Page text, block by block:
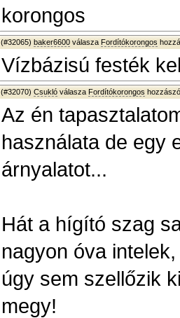
korongos
(#32065) baker6600 válasza Fordítókorongos
Vízbázisú festék
(#32070) Csukló válasza Fordítókorongos
Az én
használata de egy
árnyalatot...
Hát a hígító szag
nagyon óva
úgy sem szellőzik
megy!